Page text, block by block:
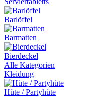
Barlöffel
Barmatten
Bierdeckel
Alle Kategorien
Kleidung
Hüte / Partyhüte